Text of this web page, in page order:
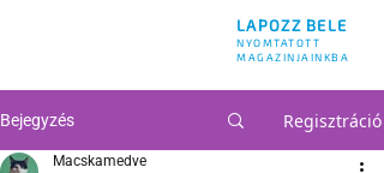
LAPOZZ BELE
NYOMTATOTT
MAGAZINJAINKBA
Bejegyzés Regisztráció
Macskamedve